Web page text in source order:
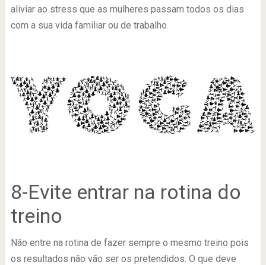
aliviar ao stress que as mulheres passam todos os dias
com a sua vida familiar ou de trabalho.
8-Evite entrar na rotina do
treino
Não entre na rotina de fazer sempre o mesmo treino pois
os resultados não vão ser os pretendidos. O que deve